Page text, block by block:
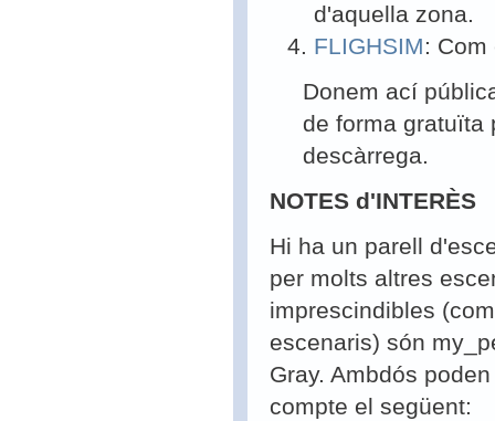
d'aquella zona.
FLIGHSIM:
Donem ací
de forma gratuïta
descàrrega.
NOTES d'INTERÈS
Hi ha un parell
per molts altres
imprescindibles
escenaris) són
Gray. Ambdós
compte el següent: